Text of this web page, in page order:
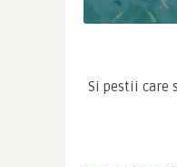
Si pestii care